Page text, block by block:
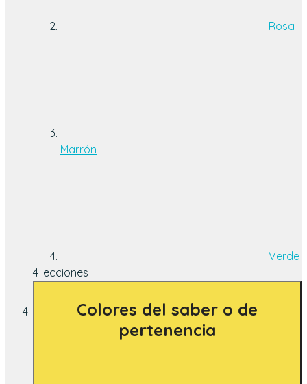
Rosa
Marrón
Verde
4 lecciones
Colores del saber o de
pertenencia